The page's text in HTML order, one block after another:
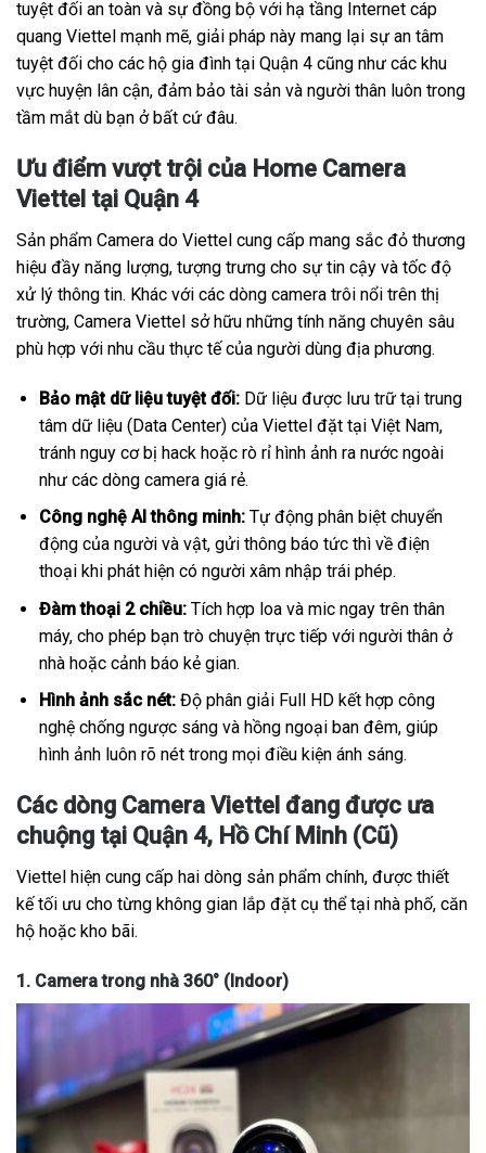
tuyệt đối an toàn và sự đồng bộ với hạ tầng Internet cáp
quang Viettel mạnh mẽ, giải pháp này mang lại sự an tâm
tuyệt đối cho các hộ gia đình tại Quận 4 cũng như các khu
vực huyện lân cận, đảm bảo tài sản và người thân luôn trong
tầm mắt dù bạn ở bất cứ đâu.
Ưu điểm vượt trội của Home Camera
Viettel tại Quận 4
Sản phẩm Camera do Viettel cung cấp mang sắc đỏ thương
hiệu đầy năng lượng, tượng trưng cho sự tin cậy và tốc độ
xử lý thông tin. Khác với các dòng camera trôi nổi trên thị
trường, Camera Viettel sở hữu những tính năng chuyên sâu
phù hợp với nhu cầu thực tế của người dùng địa phương.
Bảo mật dữ liệu tuyệt đối:Dữ liệu được lưu trữ tại trung
tâm dữ liệu (Data Center) của Viettel đặt tại Việt Nam,
tránh nguy cơ bị hack hoặc rò rỉ hình ảnh ra nước ngoài
như các dòng camera giá rẻ.
Công nghệ AI thông minh:Tự động phân biệt chuyển
động của người và vật, gửi thông báo tức thì về điện
thoại khi phát hiện có người xâm nhập trái phép.
Đàm thoại 2 chiều:Tích hợp loa và mic ngay trên thân
máy, cho phép bạn trò chuyện trực tiếp với người thân ở
nhà hoặc cảnh báo kẻ gian.
Hình ảnh sắc nét:Độ phân giải Full HD kết hợp công
nghệ chống ngược sáng và hồng ngoại ban đêm, giúp
hình ảnh luôn rõ nét trong mọi điều kiện ánh sáng.
Các dòng Camera Viettel đang được ưa
chuộng tại Quận 4, Hồ Chí Minh (Cũ)
Viettel hiện cung cấp hai dòng sản phẩm chính, được thiết
kế tối ưu cho từng không gian lắp đặt cụ thể tại nhà phố, căn
hộ hoặc kho bãi.
1. Camera trong nhà 360° (Indoor)